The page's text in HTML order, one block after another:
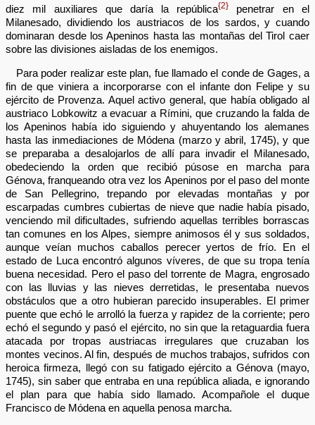
diez mil auxiliares que daría la república{2}
penetrar en el
Milanesado, dividiendo los austriacos de los sardos, y cuando
dominaran desde los Apeninos hasta las montañas del Tirol caer
sobre las divisiones aisladas de los enemigos.
Para poder realizar este plan, fue llamado el conde de Gages, a
fin de que viniera a incorporarse con el infante don Felipe y su
ejército de Provenza. Aquel activo general, que había obligado al
austriaco Lobkowitz a evacuar a Rímini, que cruzando la falda de
los Apeninos había ido siguiendo y ahuyentando los alemanes
hasta las inmediaciones de Módena (marzo y abril, 1745), y que
se preparaba a desalojarlos de allí para invadir el Milanesado,
obedeciendo la orden que recibió púsose en marcha para
Génova, franqueando otra vez los Apeninos por el paso del monte
de San Pellegrino, trepando por elevadas montañas y por
escarpadas cumbres cubiertas de nieve que nadie había pisado,
venciendo mil dificultades, sufriendo aquellas terribles borrascas
tan comunes en los Alpes, siempre animosos él y sus soldados,
aunque veían muchos caballos perecer yertos de frío. En el
estado de Luca encontró algunos víveres, de que su tropa tenía
buena necesidad. Pero el paso del torrente de Magra, engrosado
con las lluvias y las nieves derretidas, le presentaba nuevos
obstáculos que a otro hubieran parecido insuperables. El primer
puente que echó le arrolló la fuerza y rapidez de la corriente; pero
echó el segundo y pasó el ejército, no sin que la retaguardia fuera
atacada por tropas austriacas irregulares que cruzaban los
montes vecinos. Al fin, después de muchos trabajos, sufridos con
heroica firmeza, llegó con su fatigado ejército a Génova (mayo,
1745), sin saber que entraba en una república aliada, e ignorando
el plan para que había sido llamado. Acompañole el duque
Francisco de Módena en aquella penosa marcha.